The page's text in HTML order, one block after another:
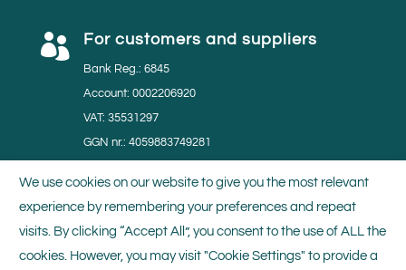
 For customers and suppliers
Bank Reg.: 6845
Account: 0002206920
VAT: 35531297
GGN nr.: 4059883749281
 Certificates
We use cookies on our website to give you the most relevant
experience by remembering your preferences and repeat
visits. By clicking “Accept All”, you consent to the use of ALL the
cookies. However, you may visit "Cookie Settings" to provide a